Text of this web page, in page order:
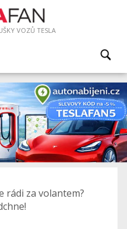
VOZŮ TESLA
rádi za volantem?